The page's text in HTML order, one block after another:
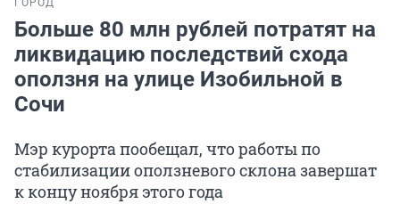
ГОРОД
Больше 80 млн рублей потратят на
ликвидацию последствий схода
оползня на улице Изобильной в
Сочи
Мэр курорта пообещал, что работы по
стабилизации оползневого склона завершат
к концу ноября этого года